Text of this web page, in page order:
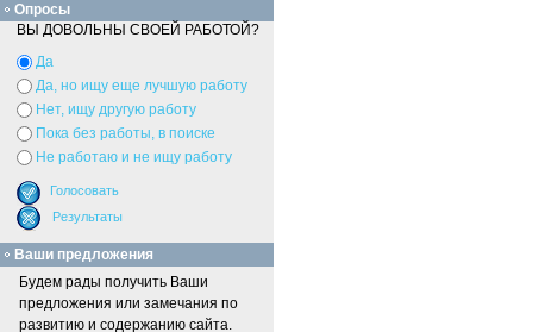
Опросы
ВЫ ДОВОЛЬНЫ СВОЕЙ РАБОТОЙ?
Да
Да, но ищу еще лучшую работу
Нет, ищу другую работу
Пока без работы, в поиске
Не работаю и не ищу работу
Ваши предложения
Будем рады получить Ваши
предложения или замечания по
развитию и содержанию сайта.